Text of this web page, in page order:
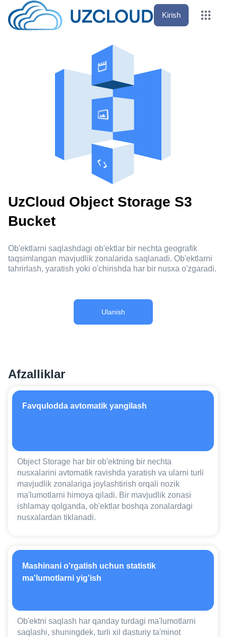
Kirish
UzCloud Object Storage S3
Bucket
Ob'ektlarni saqlashdagi ob'ektlar bir nechta geografik
taqsimlangan mavjudlik zonalarida saqlanadi. Ob'ektlarni
tahrirlash, yaratish yoki o'chirishda har bir nusxa o'zgaradi.
Ulanish
Afzalliklar
Favqulodda avtomatik yangilash
Object Storage har bir ob'ektning bir nechta
nusxalarini avtomatik ravishda yaratish va ularni turli
mavjudlik zonalariga joylashtirish orqali nozik
ma'lumotlarni himoya qiladi. Bir mavjudlik zonasi
ishlamay qolganda, ob'ektlar boshqa zonalardagi
nusxalardan tiklanadi.
Mashinani o'rgatish uchun statistik
ma'lumotlarni yig'ish
Ob'ektni saqlash har qanday turdagi ma'lumotlarni
saqlashi, shuningdek, turli xil dasturiy ta'minot